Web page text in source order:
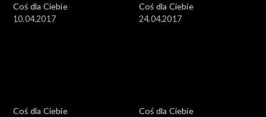
Coś dla Ciebie
10.04.2017
Coś dla Ciebie
24.04.2017
Coś dla Ciebie
Coś dla Ciebie